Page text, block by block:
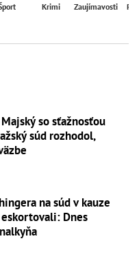
Krimi Zaujímavosti
so sťažnosťou
súd rozhodol,
na súd v kauze
Dnes